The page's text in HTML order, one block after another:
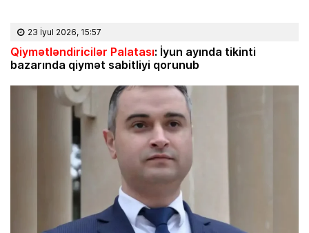
23 İyul 2026, 15:57
Qiymətləndiricilər Palatası: İyun ayında tikinti
bazarında qiymət sabitliyi qorunub